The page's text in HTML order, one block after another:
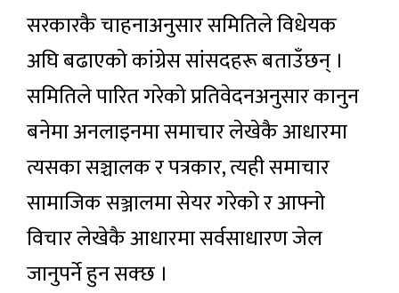
सरकारकै चाहनाअनुसार समितिले विधेयक
अघि बढाएको कांग्रेस सांसदहरू बताउँछन् ।
समितिले पारित गरेको प्रतिवेदनअनुसार कानुन
बनेमा अनलाइनमा समाचार लेखेकै आधारमा
त्यसका सञ्चालक र पत्रकार, त्यही समाचार
सामाजिक सञ्जालमा सेयर गरेको र आफ्नो
विचार लेखेकै आधारमा सर्वसाधारण जेल
जानुपर्ने हुन सक्छ ।